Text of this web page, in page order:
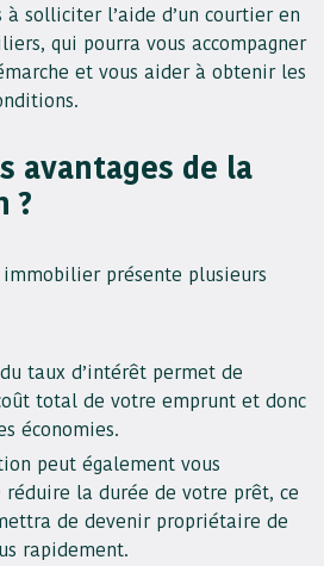
à solliciter l’aide d’un courtier en
qui pourra vous accompagner
et vous aider à obtenir les
avantages de la
?
présente plusieurs
taux d’intérêt permet de
total de votre emprunt et donc
économies.
peut également vous
la durée de votre prêt, ce
de devenir propriétaire de
rapidement.